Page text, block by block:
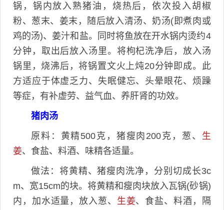
锅，锅内放入熟猪油，烧热后，依次投入胡椒
粉、葱末、姜末，随后放入清汤、奶汤(即煮肉或
鸡的汤)、姜汁和盐。同时将鱼放在开水锅内烫约4
分钟，取出后放入汤里。将枸杞洗净后，放入汤
锅里，烧沸后，将锅置文火上炖20分钟即成。此
方适应于体虚乏力、失眠健忘、头晕眼花、烦躁
等症，有补虚劳、益气血、养肝肾的功效。
猪肉汤
原料：黄精500克，猪瘦肉200克，葱、 生
姜、食盐、料酒、味精各适量。
做法：将黄精、猪瘦肉洗净，分别切成长3c
m、宽15cm的块。将黄精和瘦肉块放入瓦锅(砂锅)
内，加水适量，放入葱、 生姜、食盐、料酒，隔